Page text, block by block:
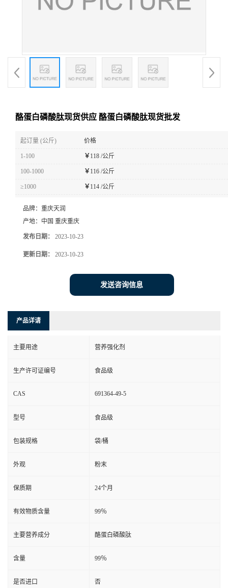
酪蛋白磷酸肽现货供应 酪蛋白磷酸肽现货批发
起订量 (公斤) 价格
1-100 ￥118 /公斤
100-1000 ￥116 /公斤
≥1000 ￥114 /公斤
品牌： 重庆天润
产地： 中国 重庆重庆
发布日期： 2023-10-23
更新日期： 2023-10-23
发送咨询信息
产品详请
主要用途 营养强化剂
生产许可证编号 食品级
CAS 691364-49-5
型号 食品级
包装规格 袋/桶
外观 粉末
保质期 24个月
有效物质含量 99％
主要营养成分 酪蛋白磷酸肽
含量 99％
是否进口 否